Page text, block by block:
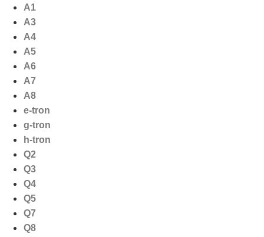
naar
inhoud
A1
A3
A4
A5
A6
A7
A8
e-tron
g-tron
h-tron
Q2
Q3
Q4
Q5
Q7
Q8